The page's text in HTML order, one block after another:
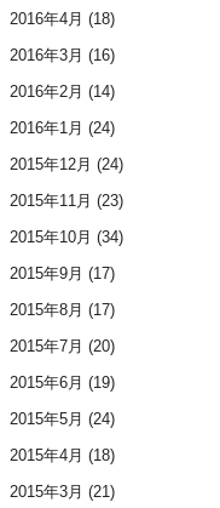
2016年4月 (18)
2016年3月 (16)
2016年2月 (14)
2016年1月 (24)
2015年12月 (24)
2015年11月 (23)
2015年10月 (34)
2015年9月 (17)
2015年8月 (17)
2015年7月 (20)
2015年6月 (19)
2015年5月 (24)
2015年4月 (18)
2015年3月 (21)